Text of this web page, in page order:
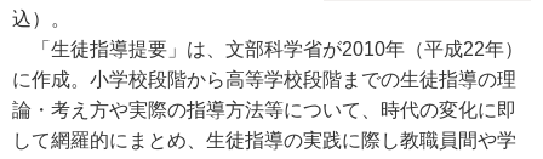
込）。
「生徒指導提要」は、文部科学省が2010年（平成22年）
に作成。小学校段階から高等学校段階までの生徒指導の理
論・考え方や実際の指導方法等について、時代の変化に即
して網羅的にまとめ、生徒指導の実践に際し教職員間や学